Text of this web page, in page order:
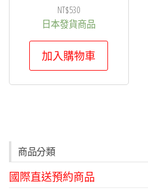
NT$530
日本發貨商品
加入購物車
商品分類
國際直送預約商品